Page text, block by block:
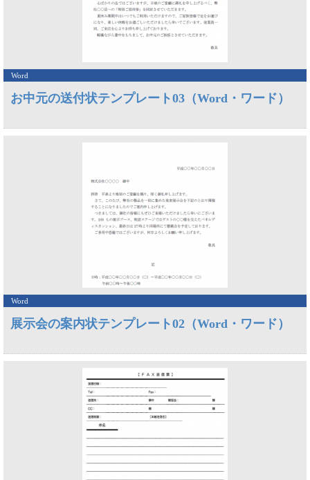
Word
お中元の送付状テンプレート03（Word・ワード）
Word
展示会の案内状テンプレート02（Word・ワード）